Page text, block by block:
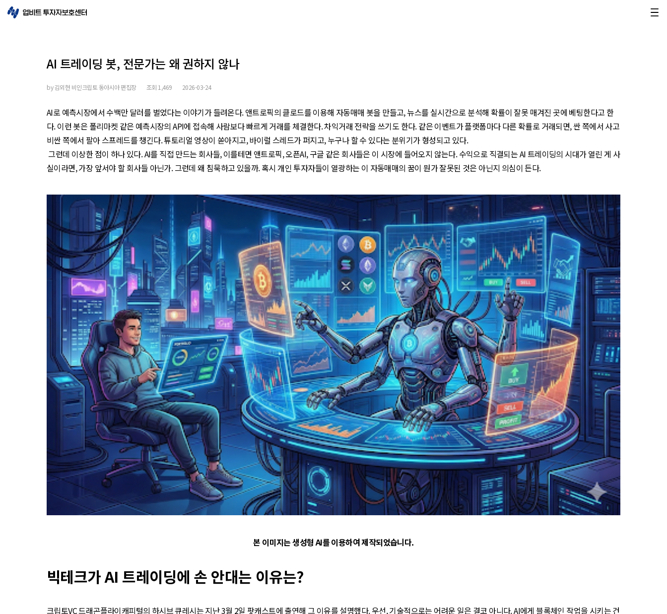
AI 트레이딩 봇, 전문가는 왜 권하지 않나
by김외현 비인크립토 동아시아 편집장 조회 1,469 2026-03-24
AI로 예측시장에서 수백만 달러를 벌었다는 이야기가 들려온다. 앤트로픽의 클로드를 이용해 자동매매 봇을 만들고, 뉴스를 실시간으로 분석해 확률이 잘못 매겨진 곳에 베팅한다고 한
다. 이런 봇은 폴리마켓 같은 예측시장의 API에 접속해 사람보다 빠르게 거래를 체결한다. 차익거래 전략을 쓰기도 한다. 같은 이벤트가 플랫폼마다 다른 확률로 거래되면, 싼 쪽에서 사고
비싼 쪽에서 팔아 스프레드를 챙긴다. 튜토리얼 영상이 쏟아지고, 바이럴 스레드가 퍼지고, 누구나 할 수 있다는 분위기가 형성되고 있다.
그런데 이상한 점이 하나 있다. AI를 직접 만드는 회사들, 이를테면 앤트로픽, 오픈AI, 구글 같은 회사들은 이 시장에 들어오지 않는다. 수익으로 직결되는 AI 트레이딩의 시대가 열린 게 사
실이라면, 가장 앞서야 할 회사들 아닌가. 그런데 왜 침묵하고 있을까. 혹시 개인 투자자들이 열광하는 이 자동매매의 꿈이 뭔가 잘못된 것은 아닌지 의심이 든다.
본 이미지는 생성형 AI를 이용하여 제작되었습니다.
빅테크가 AI 트레이딩에 손 안대는 이유는?
크립토VC 드래곤플라이캐피털의 하시브 큐레시는 지난 3월 2일 팟캐스트에 출연해 그 이유를 설명했다. 우선, 기술적으로는 어려운 일은 결코 아니다. AI에게 블록체인 작업을 시키는 건